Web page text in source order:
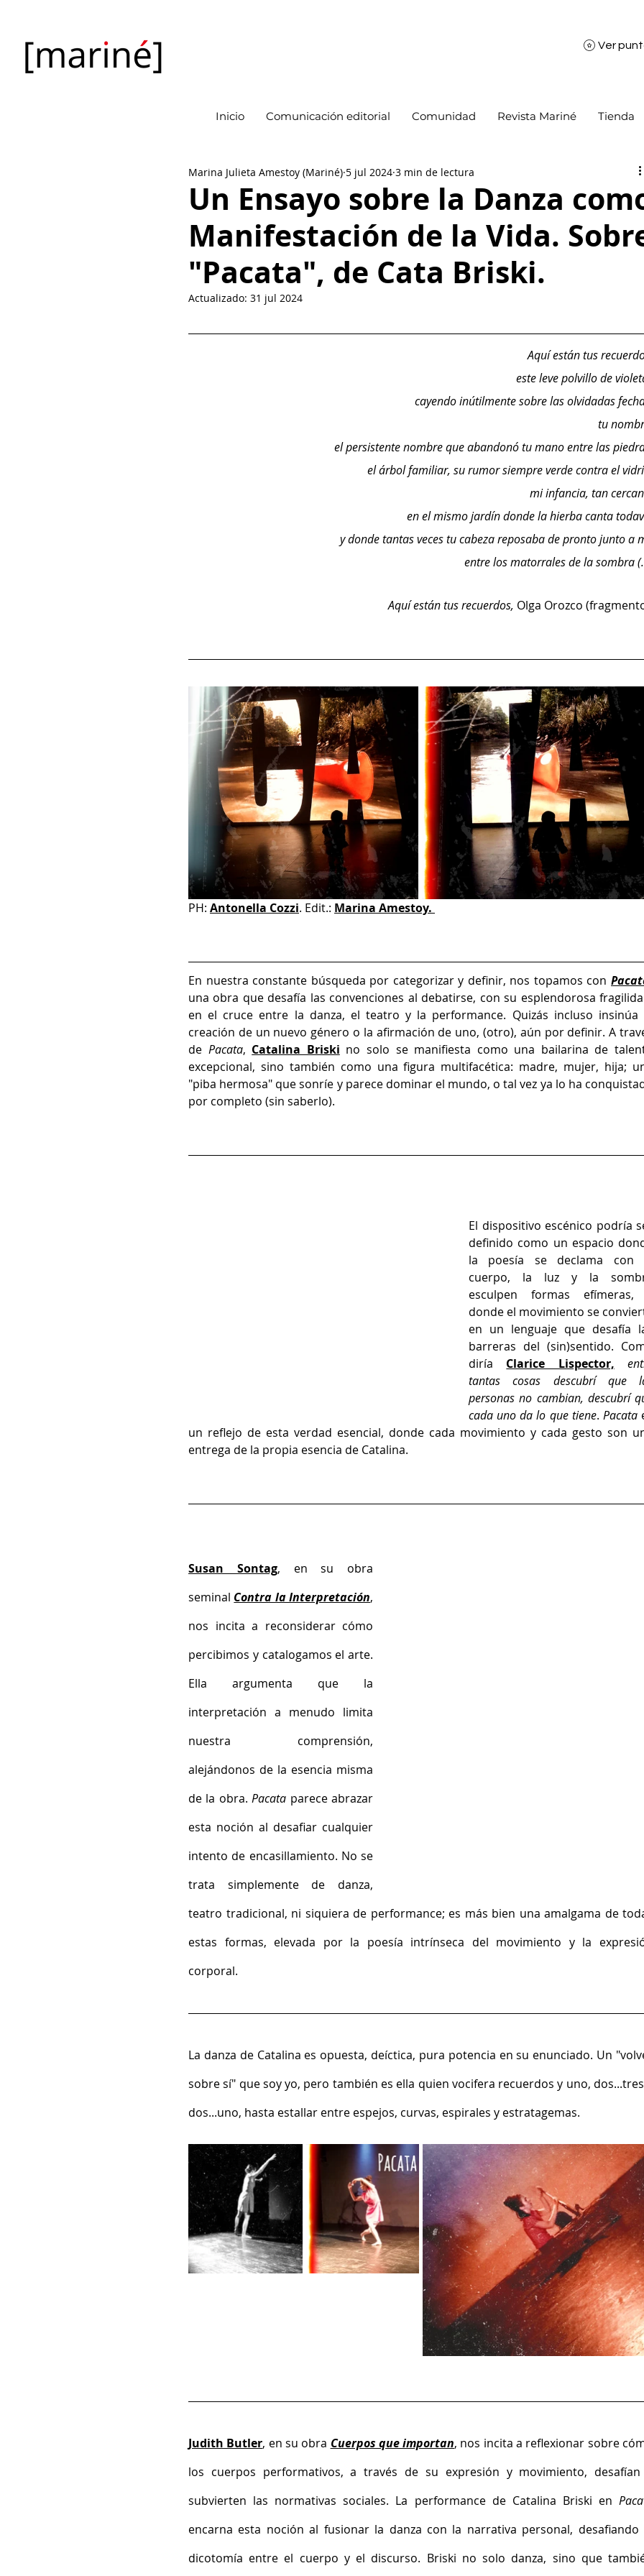
Ver
Inicio Comunicación editorial Comunidad Revista Mariné Tienda
Un Ensayo sobre la Danza
Manifestación de la Vida.
"Pacata", de Cata Briski.
Marina Julieta Amestoy (Mariné) 5 jul 2024 3 min de lectura
Actualizado: 31 jul 2024
Aquí están tus
este leve polvillo de
cayendo inútilmente sobre las olvidadas
tu
el persistente nombre que abandonó tu mano entre las
el árbol familiar, su rumor siempre verde contra el
mi infancia, tan
en el mismo jardín donde la hierba canta
y donde tantas veces tu cabeza reposaba de pronto junto a
entre los matorrales de la sombra
Aquí están tus recuerdos, Olga Orozco
PH: Antonella Cozzi. Edit.: Marina Amestoy.
En nuestra constante búsqueda por categorizar y definir, nos topamos con
una obra que desafía las convenciones al debatirse, con su esplendorosa
en el cruce entre la danza, el teatro y la performance. Quizás incluso insinúa
creación de un nuevo género o la afirmación de uno, (otro), aún por definir. A
de Pacata, Catalina Briski no solo se manifiesta como una bailarina de
excepcional, sino también como una figura multifacética: madre, mujer, hija;
"piba hermosa" que sonríe y parece dominar el mundo, o tal vez ya lo ha
por completo (sin saberlo).
El dispositivo escénico podría
definido como un espacio
la poesía se declama con
cuerpo, la luz y la
esculpen formas
donde el movimiento se
en un lenguaje que desafía
barreras del (sin)sentido.
diría Clarice Lispector,
tantas cosas descubrí que
personas no cambian, descubrí
cada uno da lo que tiene. Pacata
un reflejo de esta verdad esencial, donde cada movimiento y cada gesto son
entrega de la propia esencia de Catalina.
Susan Sontag, en su obra
seminal Contra la Interpretación,
nos incita a reconsiderar cómo
percibimos y catalogamos el arte.
Ella argumenta que la
interpretación a menudo limita
nuestra comprensión,
alejándonos de la esencia misma
de la obra. Pacata parece abrazar
esta noción al desafiar cualquier
intento de encasillamiento. No se
trata simplemente de danza,
teatro tradicional, ni siquiera de performance; es más bien una amalgama de
estas formas, elevada por la poesía intrínseca del movimiento y la
corporal.
La danza de Catalina es opuesta, deíctica, pura potencia en su enunciado. Un
sobre sí" que soy yo, pero también es ella quien vocifera recuerdos y uno,
dos...uno, hasta estallar entre espejos, curvas, espirales y estratagemas.
Judith Butler, en su obra Cuerpos que importan, nos incita a reflexionar sobre
los cuerpos performativos, a través de su expresión y movimiento,
subvierten las normativas sociales. La performance de Catalina Briski en
encarna esta noción al fusionar la danza con la narrativa personal, desafiando
dicotomía entre el cuerpo y el discurso. Briski no solo danza, sino que